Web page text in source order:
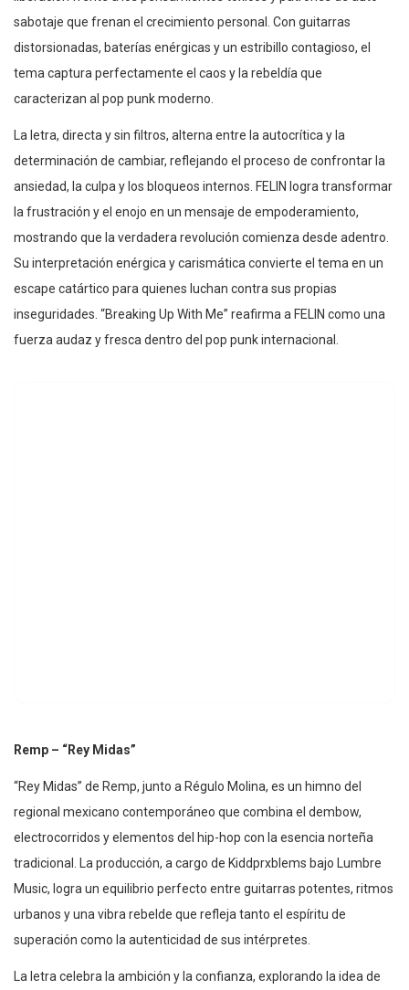
sabotaje que frenan el crecimiento personal. Con guitarras
distorsionadas, baterías enérgicas y un estribillo contagioso, el
tema captura perfectamente el caos y la rebeldía que
caracterizan al pop punk moderno.
La letra, directa y sin filtros, alterna entre la autocrítica y la
determinación de cambiar, reflejando el proceso de confrontar la
ansiedad, la culpa y los bloqueos internos. FELIN logra transformar
la frustración y el enojo en un mensaje de empoderamiento,
mostrando que la verdadera revolución comienza desde adentro.
Su interpretación enérgica y carismática convierte el tema en un
escape catártico para quienes luchan contra sus propias
inseguridades. “Breaking Up With Me” reafirma a FELIN como una
fuerza audaz y fresca dentro del pop punk internacional.
Remp – “Rey Midas”
“Rey Midas” de Remp, junto a Régulo Molina, es un himno del
regional mexicano contemporáneo que combina el dembow,
electrocorridos y elementos del hip-hop con la esencia norteña
tradicional. La producción, a cargo de Kiddprxblems bajo Lumbre
Music, logra un equilibrio perfecto entre guitarras potentes, ritmos
urbanos y una vibra rebelde que refleja tanto el espíritu de
superación como la autenticidad de sus intérpretes.
La letra celebra la ambición y la confianza, explorando la idea de